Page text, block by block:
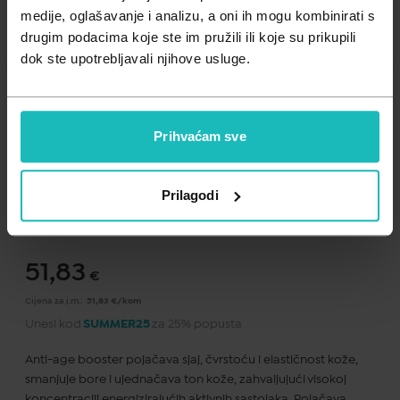
medije, oglašavanje i analizu, a oni ih mogu kombinirati s
drugim podacima koje ste im pružili ili koje su prikupili
dok ste upotrebljavali njihove usluge.
Prihvaćam sve
Prilagodi
Zdravlje muškarca
Zdravlje žene
Minerali
Probiotici i prebiotici
Važna obavijest prema Zakonu o zaštiti potrošača..
51,83 €
Cijena za j.m.: 51,83 €/kom
Unesi kod SUMMER25 za 25% popusta
Anti-age booster pojačava sjaj, čvrstoću i elastičnost kože,
smanjuje bore i ujednačava ton kože, zahvaljujući visokoj